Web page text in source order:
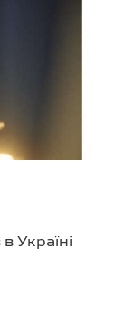
Україні